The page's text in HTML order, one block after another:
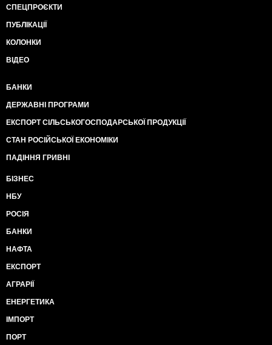
СПЕЦПРОЄКТИ
ПУБЛІКАЦІЇ
КОЛОНКИ
ВІДЕО
БАНКИ
ДЕРЖАВНІ ПРОГРАМИ
ЕКСПОРТ СІЛЬСЬКОГОСПОДАРСЬКОЇ ПРОДУКЦІЇ
СТАН РОСІЙСЬКОЇ ЕКОНОМІКИ
ПАДІННЯ ГРИВНІ
БІЗНЕС
НБУ
РОСІЯ
БАНКИ
НАФТА
ЕКСПОРТ
АГРАРІЇ
ЕНЕРГЕТИКА
ІМПОРТ
ПОРТ